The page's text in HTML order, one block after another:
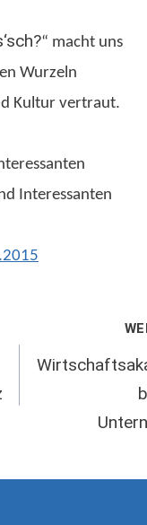
“ macht uns
Wurzeln
Kultur vertraut.
Interessanten